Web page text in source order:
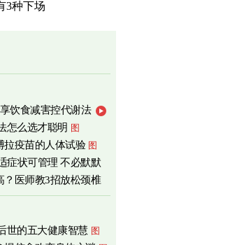
3种下场
饮食减害控代谢法
怎么选才聪明 图
拉疫苗的人体试验 图
症状可管理 不必默默
？医师教3招放松颈椎
世的五大健康智慧 图